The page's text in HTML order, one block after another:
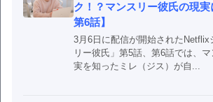
ク！？マンスリー彼氏の現
第6話】
3月6日に配信が開始されたNetflix
リー彼氏」第5話、第6話では、
実を知ったミレ（ジス）が自...